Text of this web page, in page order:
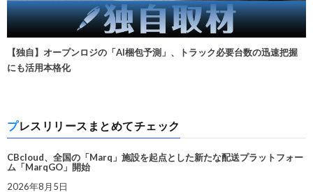
【独自】オープンロジの「AI梱包予測」、トラック必要台数の迅速把握
にも活用本格化
プレスリリースまとめてチェック
CBcloud、全国の「Marq」施設を起点とした新たな配送プラットフォー
ム「MarqGO」開始
2026年8月5日